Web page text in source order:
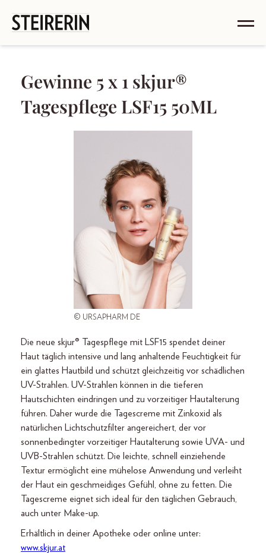
Gewinne 5 x 1 skjur®
Tagespflege LSF15 50ML
© URSAPHARM DE
Die neue skjur® Tagespflege mit LSF15 spendet deiner
Haut täglich intensive und lang anhaltende Feuchtigkeit für
ein glattes Hautbild und schützt gleichzeitig vor schädlichen
UV-Strahlen. UV-Strahlen können in die tieferen
Hautschichten eindringen und zu vorzeitiger Hautalterung
führen. Daher wurde die Tagescreme mit Zinkoxid als
natürlichen Lichtschutzfilter angereichert, der vor
sonnenbedingter vorzeitiger Hautalterung sowie UVA- und
UVB-Strahlen schützt. Die leichte, schnell einziehende
Textur ermöglicht eine mühelose Anwendung und verleiht
der Haut ein geschmeidiges Gefühl, ohne zu fetten. Die
Tagescreme eignet sich ideal für den täglichen Gebrauch,
auch unter Make-up.
Erhältlich in deiner Apotheke oder online unter:
www.skjur.at